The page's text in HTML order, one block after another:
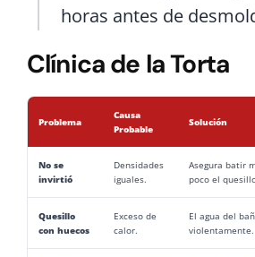
horas antes de
Clínica de la Torta
Problema
Causa
Probable
Solución
No se
invirtió
Densidades
iguales.
Asegura batir
poco el
Quesillo
con huecos
Exceso de
calor.
El agua del